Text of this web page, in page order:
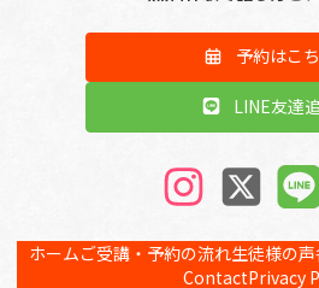
予約はこ
LINE友達
ア
イ
コ
リ
ン
ア
イ
コ
リ
ン
ク
ア
イ
コ
リ
ン
ク
ホームご受講・予約の流れ生徒様の声
ContactPrivacy